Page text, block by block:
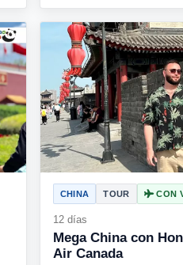
CHINA TOUR CON
12 días
Mega China con
Air Canada